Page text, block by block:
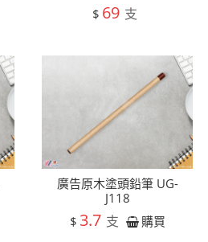
$ 69 支
廣告原木塗頭鉛筆 UG-
J118
$ 3.7 支 購買